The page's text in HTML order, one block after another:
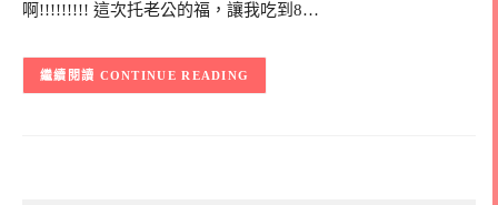
啊!!!!!!!!! 這次托老公的福，讓我吃到8…
CONTINUE READING